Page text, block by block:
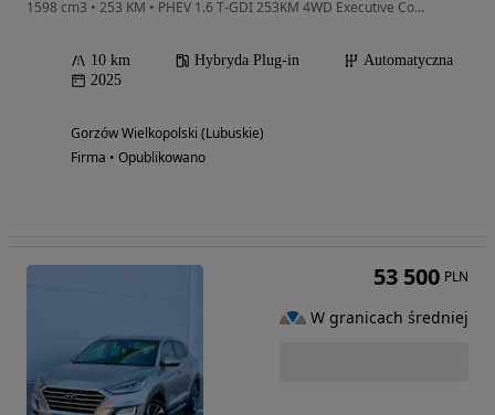
1598 cm3 • 253 KM • PHEV 1.6 T-GDI 253KM 4WD Executive Comfort, Cypres Green Pearl
10 km Hybryda Plug-in
Automatyczna
2025
Gorzów Wielkopolski (Lubuskie)
Firma • Opublikowano
53 500 PLN
W granicach średniej